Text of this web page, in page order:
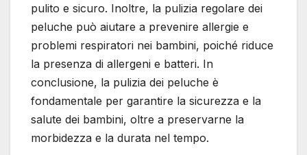
pulito e sicuro. Inoltre, la pulizia regolare dei
peluche può aiutare a prevenire allergie e
problemi respiratori nei bambini, poiché riduce
la presenza di allergeni e batteri. In
conclusione, la pulizia dei peluche è
fondamentale per garantire la sicurezza e la
salute dei bambini, oltre a preservarne la
morbidezza e la durata nel tempo.